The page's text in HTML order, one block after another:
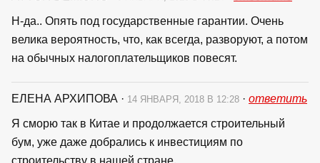
Н-да.. Опять под государственные гарантии. Очень
велика вероятность, что, как всегда, разворуют, а потом
на обычных налогоплательщиков повесят.
ЕЛЕНА АРХИПОВА · 14 ЯНВАРЯ, 2018 В 12:28 · ответить
Я сморю так в Китае и продолжается строительный
бум, уже даже добрались к инвестициям по
строительству в нашей стране.